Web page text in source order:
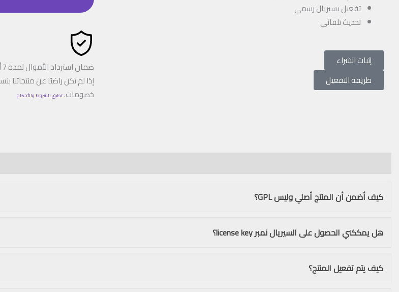
تفعيل بسيريال رسمي
تحديث تلقائي
إثبات الشراء
طريقة التفعيل
ضمان استرداد الأموال لمدة 7 أيام
خصومات. تطبق الشروط والأحكام
كيف أضمن أن المنتج أصلي وليس GPL؟
هل يمككني الحصول على السيريال نمبر license key؟
كيف يتم تفعيل المنتج؟